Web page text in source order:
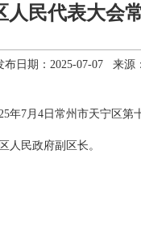
人民代表大会
布日期：2025-07-07 来源
年7月4日常州市天宁区
人民政府副区长。